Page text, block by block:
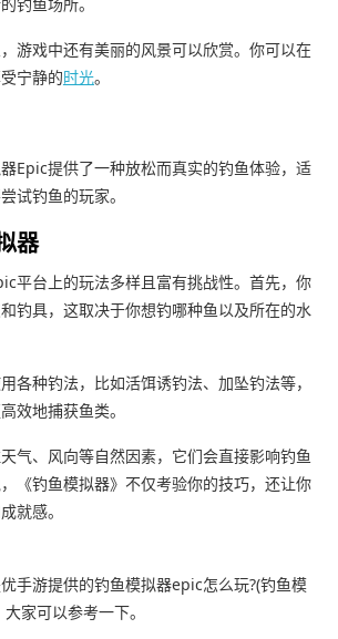
钓鱼场所。
游戏中还有美丽的风景可以欣赏。你可以在
宁静的时光。
Epic提供了一种放松而真实的钓鱼体验，适
试钓鱼的玩家。
器
平台上的玩法多样且富有挑战性。首先，你
钓具，这取决于你想钓哪种鱼以及所在的水
各种钓法，比如活饵诱钓法、加坠钓法等，
效地捕获鱼类。
气、风向等自然因素，它们会直接影响钓鱼
《钓鱼模拟器》不仅考验你的技巧，还让你
就感。
手游提供的钓鱼模拟器epic怎么玩?(钓鱼模
家可以参考一下。